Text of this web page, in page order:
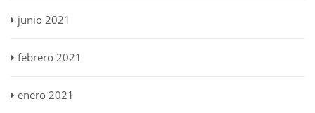
junio 2021
febrero 2021
enero 2021